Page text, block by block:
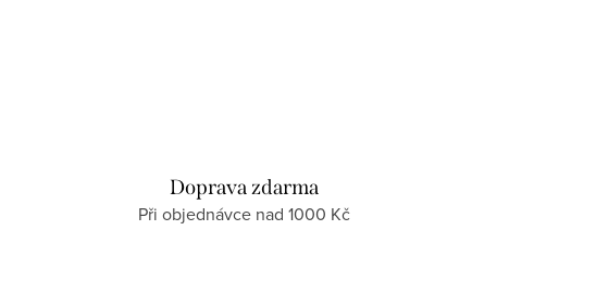
Doprava zdarma
Při objednávce nad 1000 Kč